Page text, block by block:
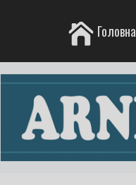
Головна